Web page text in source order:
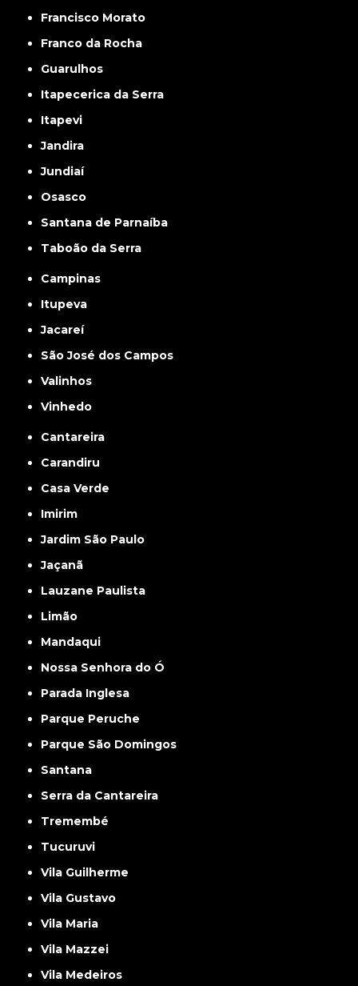
Francisco Morato
Franco da Rocha
Guarulhos
Itapecerica da Serra
Itapevi
Jandira
Jundiaí
Osasco
Santana de Parnaíba
Taboão da Serra
Campinas
Itupeva
Jacareí
São José dos Campos
Valinhos
Vinhedo
Cantareira
Carandiru
Casa Verde
Imirim
Jardim São Paulo
Jaçanã
Lauzane Paulista
Limão
Mandaqui
Nossa Senhora do Ó
Parada Inglesa
Parque Peruche
Parque São Domingos
Santana
Serra da Cantareira
Tremembé
Tucuruvi
Vila Guilherme
Vila Gustavo
Vila Maria
Vila Mazzei
Vila Medeiros